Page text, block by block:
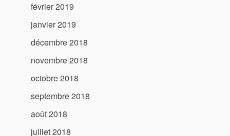
février 2019
janvier 2019
décembre 2018
novembre 2018
octobre 2018
septembre 2018
août 2018
juillet 2018